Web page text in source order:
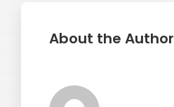
About the Author